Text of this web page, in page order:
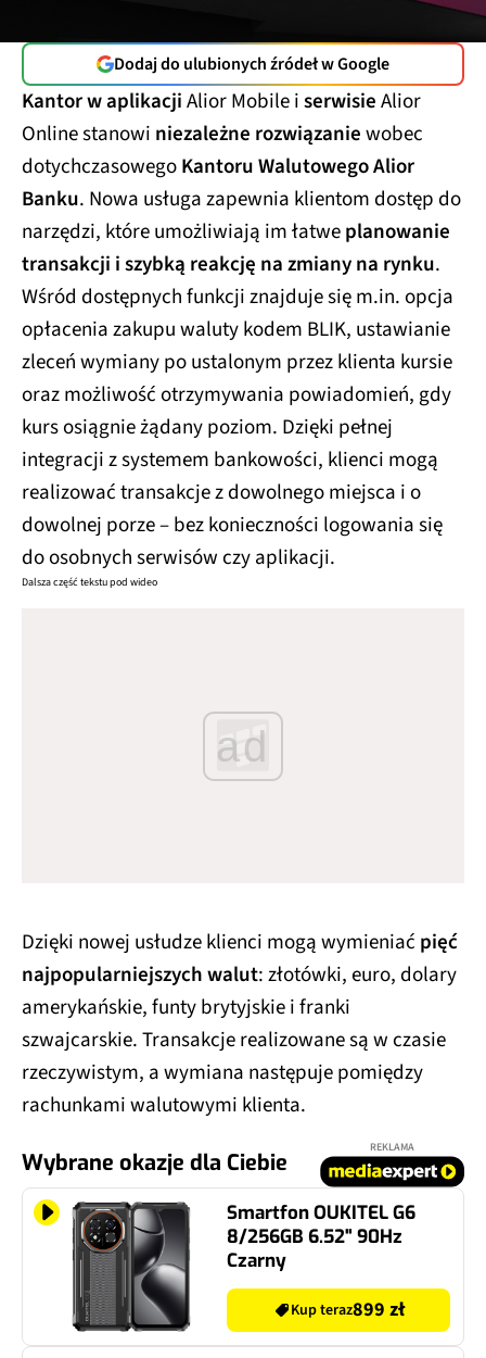
Dodaj do ulubionych źródeł w Google
Kantor w aplikacjiAlior Mobile iserwisieAlior
Online stanowi niezależne rozwiązaniewobec
dotychczasowegoKantoru Walutowego Alior
Banku. Nowa usługa zapewnia klientom dostęp do
narzędzi, które umożliwiają im łatweplanowanie
transakcji i szybką reakcję na zmiany na rynku.
Wśród dostępnych funkcji znajduje się m.in. opcja
opłacenia zakupu waluty kodem BLIK, ustawianie
zleceń wymiany po ustalonym przez klienta kursie
oraz możliwość otrzymywania powiadomień, gdy
kurs osiągnie żądany poziom. Dzięki pełnej
integracji z systemem bankowości, klienci mogą
realizować transakcje z dowolnego miejsca i o
dowolnej porze – bez konieczności logowania się
do osobnych serwisów czy aplikacji.
Dalsza część tekstu pod wideo
ad
Dzięki nowej usłudze klienci mogą wymieniać pięć
najpopularniejszych walut: złotówki, euro, dolary
amerykańskie, funty brytyjskie i franki
szwajcarskie. Transakcje realizowane są w czasie
rzeczywistym, a wymiana następuje pomiędzy
rachunkami walutowymi klienta.
Wybrane okazje dla Ciebie
REKLAMA
Smartfon OUKITEL G6
8/256GB 6.52" 90Hz
Czarny
Kup teraz899 zł